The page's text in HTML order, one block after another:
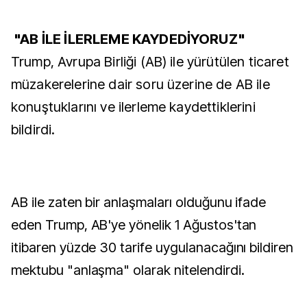
"AB İLE İLERLEME KAYDEDİYORUZ"
Trump, Avrupa Birliği (AB) ile yürütülen ticaret
müzakerelerine dair soru üzerine de AB ile
konuştuklarını ve ilerleme kaydettiklerini
bildirdi.
AB ile zaten bir anlaşmaları olduğunu ifade
eden Trump, AB'ye yönelik 1 Ağustos'tan
itibaren yüzde 30 tarife uygulanacağını bildiren
mektubu "anlaşma" olarak nitelendirdi.